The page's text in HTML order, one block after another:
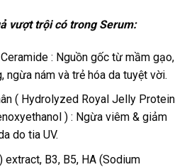
vượt trội có trong Serum:
: Nguồn gốc từ mầm gạo,
ngừa nám và trẻ hóa da tuyệt vời.
( Hydrolyzed Royal Jelly Protein
) : Ngừa viêm & giảm
do tia UV.
extract, B3, B5, HA (Sodium